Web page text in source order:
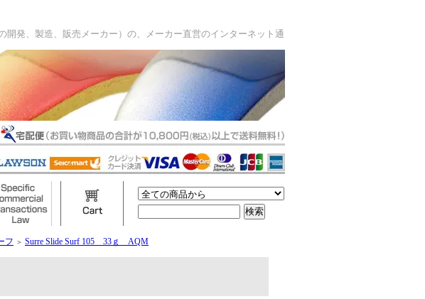
発、製造、販売メーカー）の、メーカー直営のインターネット通
フ ＞ Surre Slide Surf 105 33ｇ AQM